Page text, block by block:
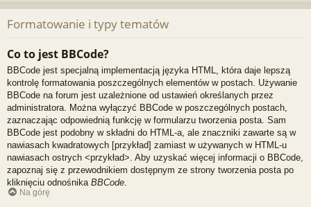
Formatowanie i typy tematów
Co to jest BBCode?
BBCode jest specjalną implementacją języka HTML, która daje lepszą
kontrolę formatowania poszczególnych elementów w postach. Używanie
BBCode na forum jest uzależnione od ustawień określanych przez
administratora. Można wyłączyć BBCode w poszczególnych postach,
zaznaczając odpowiednią funkcję w formularzu tworzenia posta. Sam
BBCode jest podobny w składni do HTML-a, ale znaczniki zawarte są w
nawiasach kwadratowych [przykład] zamiast w używanych w HTML-u
nawiasach ostrych <przykład>. Aby uzyskać więcej informacji o BBCode,
zapoznaj się z przewodnikiem dostępnym ze strony tworzenia posta po
kliknięciu odnośnika BBCode.
Na górę